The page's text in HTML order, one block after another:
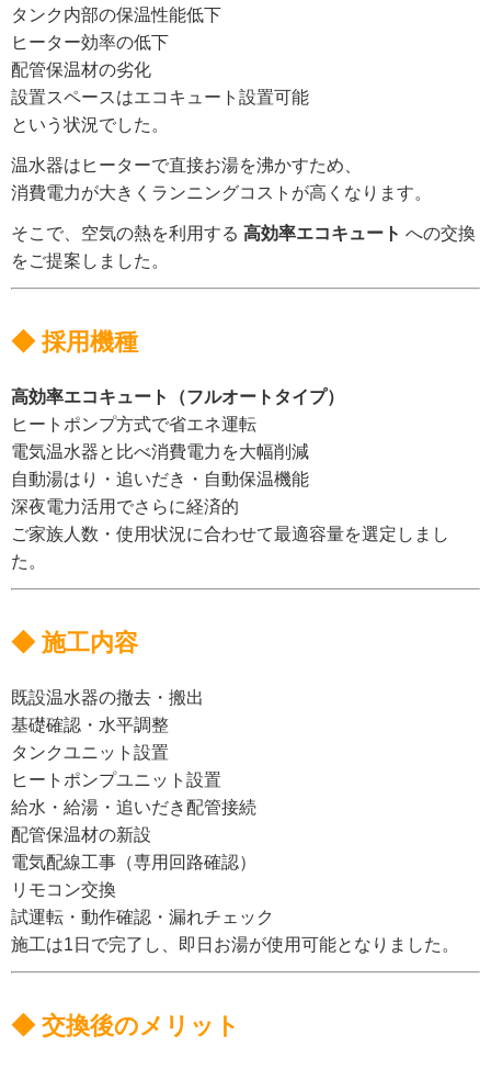
タンク内部の保温性能低下
ヒーター効率の低下
配管保温材の劣化
設置スペースはエコキュート設置可能
という状況でした。
温水器はヒーターで直接お湯を沸かすため、
消費電力が大きくランニングコストが高くなります。
そこで、空気の熱を利用する 高効率エコキュート への交換
をご提案しました。
◆ 採用機種
高効率エコキュート（フルオートタイプ）
ヒートポンプ方式で省エネ運転
電気温水器と比べ消費電力を大幅削減
自動湯はり・追いだき・自動保温機能
深夜電力活用でさらに経済的
ご家族人数・使用状況に合わせて最適容量を選定しまし
た。
◆ 施工内容
既設温水器の撤去・搬出
基礎確認・水平調整
タンクユニット設置
ヒートポンプユニット設置
給水・給湯・追いだき配管接続
配管保温材の新設
電気配線工事（専用回路確認）
リモコン交換
試運転・動作確認・漏れチェック
施工は1日で完了し、即日お湯が使用可能となりました。
◆ 交換後のメリット